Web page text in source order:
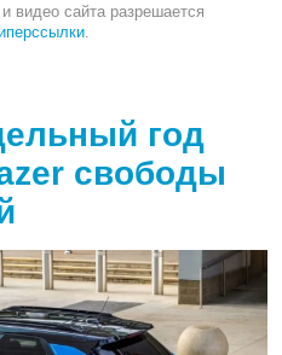
видео сайта разрешается
год
свободы